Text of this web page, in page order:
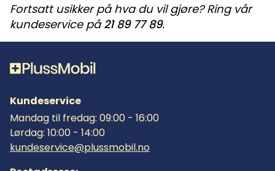
Fortsatt usikker på hva du vil gjøre? Ring vår
kundeservice på21 89 77 89.
Kundeservice
Mandag til fredag: 09:00 - 16:00
Lørdag: 10:00 - 14:00
kundeservice@plussmobil.no